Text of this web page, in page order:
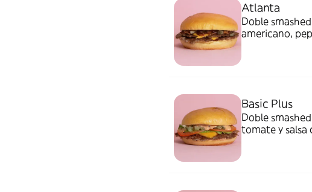
Atlanta
Doble
americano,
Basic Plus
Doble
tomate y salsa